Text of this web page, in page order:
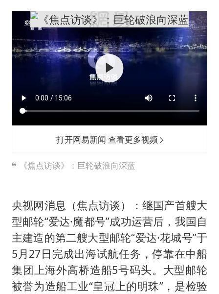
打开网易新闻 查看更多视频
《焦点访谈》：巨轮破浪向深蓝
央视网消息（焦点访谈）：继国产首艘大
型邮轮“爱达·魔都号”成功运营后，我国自
主建造的第二艘大型邮轮“爱达·花城号”于
5月27日完成出海试航任务，停靠在中船
集团上海外高桥造船5号码头。大型邮轮
被誉为造船工业“皇冠上的明珠”，是检验